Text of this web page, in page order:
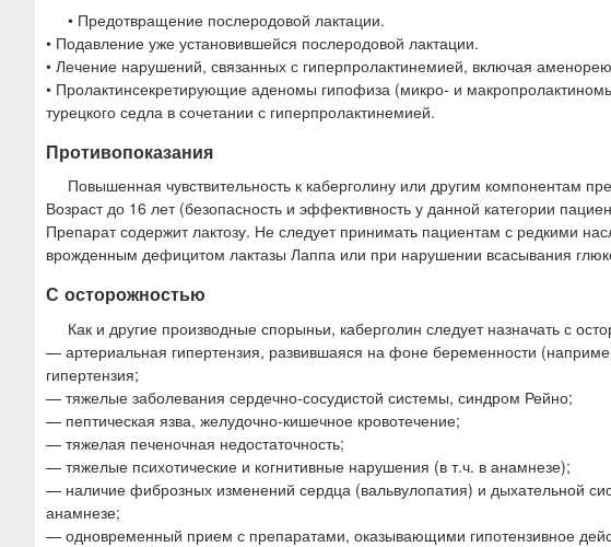
• Предотвращение послеродовой лактации.
• Подавление уже установившейся послеродовой лактации.
• Лечение нарушений, связанных с гиперпролактинемией, включая
• Пролактинсекретирующие аденомы гипофиза (микро- и
турецкого седла в сочетании с гиперпролактинемией.
Противопоказания
Повышенная чувствительность к каберголину или другим компонентам
Возраст до 16 лет (безопасность и эффективность у данной категории
Препарат содержит лактозу. Не следует принимать пациентам с редкими
врожденным дефицитом лактазы Лаппа или при нарушении всасывания
С осторожностью
Как и другие производные спорыньи, каберголин следует назначать с
— артериальная гипертензия, развившаяся на фоне беременности
гипертензия;
— тяжелые заболевания сердечно-сосудистой системы, синдром Рейно;
— пептическая язва, желудочно-кишечное кровотечение;
— тяжелая печеночная недостаточность;
— тяжелые психотические и когнитивные нарушения (в т.ч. в анамнезе);
— наличие фиброзных изменений сердца (вальвулопатия) и дыхательной
анамнезе;
— одновременный прием с препаратами, оказывающими гипотензивное